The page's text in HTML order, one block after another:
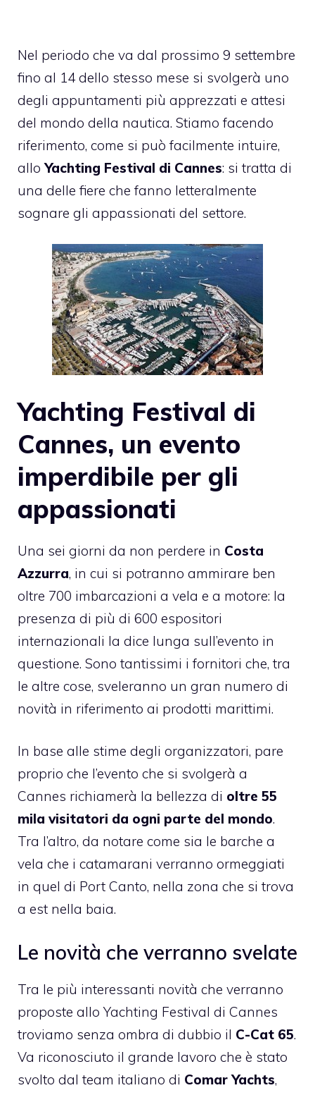
Nel periodo che va dal prossimo 9 settembre
fino al 14 dello stesso mese si svolgerà uno
degli appuntamenti più apprezzati e attesi
del mondo della nautica. Stiamo facendo
riferimento, come si può facilmente intuire,
alloYachting Festival di Cannes: si tratta di
una delle fiere che fanno letteralmente
sognare gli appassionati del settore.
Yachting Festival di
Cannes, un evento
imperdibile per gli
appassionati
Una sei giorni da non perdere in Costa
Azzurra, in cui si potranno ammirare ben
oltre 700 imbarcazioni a vela e a motore: la
presenza di più di 600 espositori
internazionali la dice lunga sull’evento in
questione. Sono tantissimi i fornitori che, tra
le altre cose, sveleranno un gran numero di
novità in riferimento ai prodotti marittimi.
In base alle stime degli organizzatori, pare
proprio che l’evento che si svolgerà a
Cannes richiamerà la bellezza di oltre 55
mila visitatori da ogni parte del mondo.
Tra l’altro, da notare come sia le barche a
vela che i catamarani verranno ormeggiati
in quel di Port Canto, nella zona che si trova
a est nella baia.
Le novità che verranno svelate
Tra le più interessanti novità che verranno
proposte allo Yachting Festival di Cannes
troviamo senza ombra di dubbio il C-Cat 65.
Va riconosciuto il grande lavoro che è stato
svolto dal team italiano di Comar Yachts,